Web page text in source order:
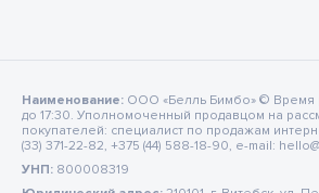
Наименование: ООО «Белль Бимбо» © Время
до 17:30. Уполномоченный продавцом на
покупателей: специалист по продажам
(33) 371-22-82, +375 (44) 588-18-90, e-mail:
УНП: 800008319